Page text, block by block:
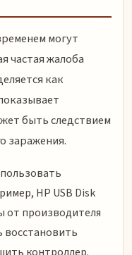
могут
частая жалоба
как
быть следствием
заражения.
HP USB Disk
от производителя
восстановить
контроллер.